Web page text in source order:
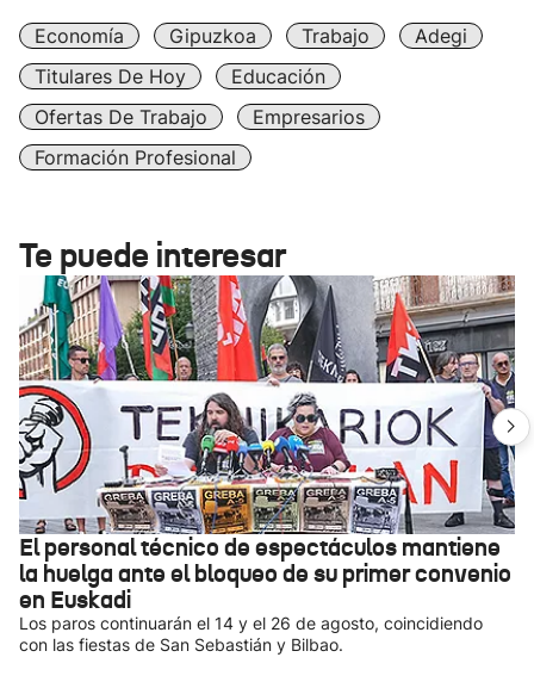
Economía Gipuzkoa Trabajo
Adegi
Titulares De Hoy
Educación
Ofertas De Trabajo
Empresarios
Formación Profesional
Te puede interesar
El personal técnico de espectáculos mantiene
la huelga ante el bloqueo de su primer convenio
en Euskadi
Los paros continuarán el 14 y el 26 de agosto, coincidiendo
con las fiestas de San Sebastián y Bilbao.